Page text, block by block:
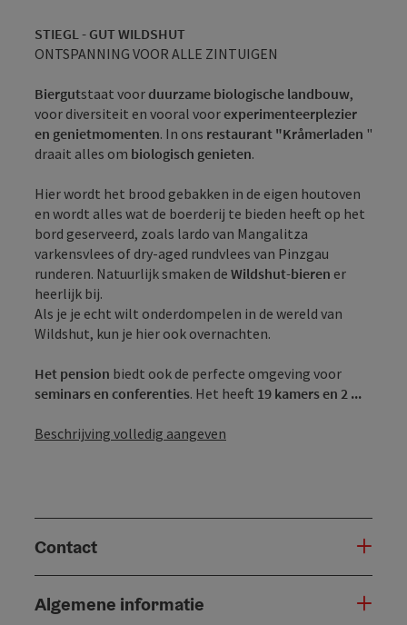
STIEGL - GUT WILDSHUT
ONTSPANNING VOOR ALLE ZINTUIGEN
Biergutstaat voorduurzame biologische landbouw,
voor diversiteit en vooral voorexperimenteerplezier
en genietmomenten. In ons restaurant "Kråmerladen "
draait alles om biologisch genieten.
Hier wordt het brood gebakken in de eigen houtoven
en wordt alles wat de boerderij te bieden heeft op het
bord geserveerd, zoals lardo van Mangalitza
varkensvlees of dry-aged rundvlees van Pinzgau
runderen. Natuurlijk smaken de Wildshut-bieren er
heerlijk bij.
Als je je echt wilt onderdompelen in de wereld van
Wildshut, kun je hier ook overnachten.
Het pension biedt ook de perfecte omgeving voor
seminars en conferenties. Het heeft 19 kamers en 2 ...
Beschrijving volledig aangeven
Contact
Algemene informatie